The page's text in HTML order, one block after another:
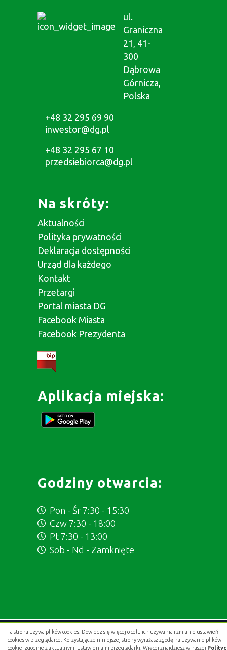
Ta strona używa plików cookies. Dowiedz się więcej o celu ich używania i zmianie ustawień
cookies w przeglądarce. Korzystając ze niniejszej strony wyrażasz zgodę na używanie plików
cookie, zgodnie z aktualnymi ustawieniami przeglądarki. Więcej znajdziesz w naszej
ul.
Graniczna
21, 41-
300
Dąbrowa
Górnicza,
Polska
+48 32 295 69 90
inwestor@dg.pl
+48 32 295 67 10
przedsiebiorca@dg.pl
Na skróty:
Aktualności
Polityka prywatności
Deklaracja dostępności
Urząd dla każdego
Kontakt
Przetargi
Portal miasta DG
Facebook Miasta
Facebook Prezydenta
Aplikacja miejska:
Godziny otwarcia:
Pon - Śr 7:30 - 15:30
Czw 7:30 - 18:00
Pt 7:30 - 13:00
Sob - Nd - Zamknięte
Projekt i wykonanie:.gold studio digital